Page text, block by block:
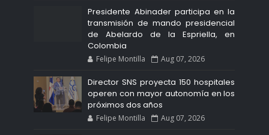
Presidente Abinader participa en la
transmisión de mando presidencial
de Abelardo de la Espriella, en
Colombia
Felipe Montilla Aug 07, 2026
Director SNS proyecta 150 hospitales
operen con mayor autonomía en los
próximos dos años
Felipe Montilla Aug 07, 2026